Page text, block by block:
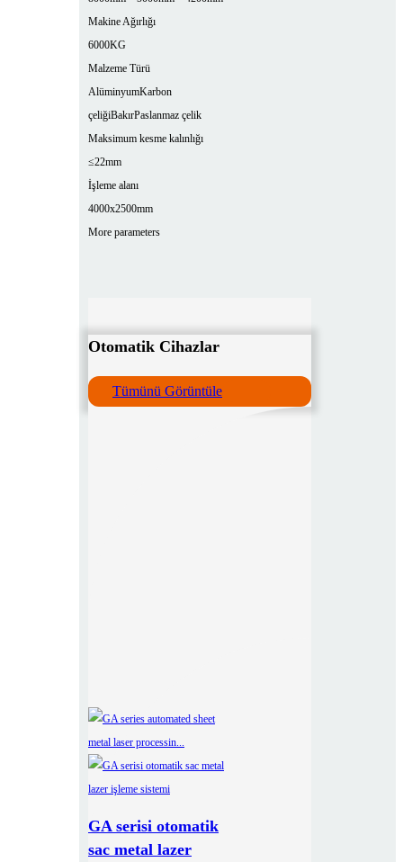
Makine Ağırlığı
6000KG
Malzeme Türü
AlüminyumKarbon
çeliğiBakırPaslanmaz çelik
Maksimum kesme kalınlığı
≤22mm
İşleme alanı
4000x2500mm
More parameters
Otomatik Cihazlar
Tümünü Görüntüle
GA serisi otomatik
sac metal lazer